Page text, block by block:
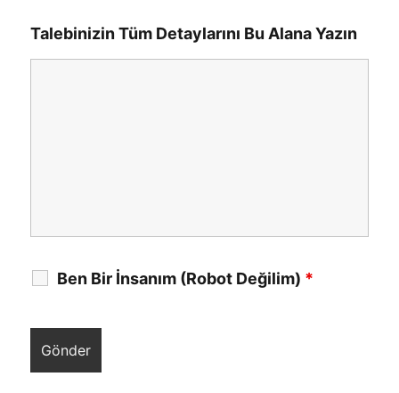
Talebinizin Tüm Detaylarını Bu Alana Yazın
Ben Bir İnsanım (Robot Değilim) *